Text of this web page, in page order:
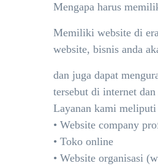
Mengapa harus
Memiliki website di
website, bisnis anda
dan juga dapat
tersebut di internet
Layanan kami meliputi
• Website company
• Toko online
• Website organisasi